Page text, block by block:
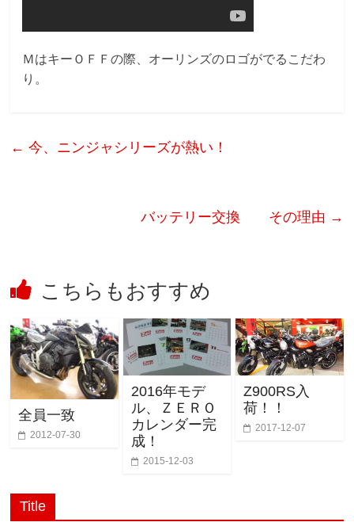
ＭはキーＯＦＦの際、オーリンズのロゴがでるこだわ
り。
← 今、ニンジャシリーズが熱い！
バッテリー交換 その理由 →
こちらもおすすめ
全員一致
2012-07-30
2016年モデ
ル、ＺＥＲＯ
カレンダー完
成！
2015-12-03
Z900RS入
荷！！
2017-12-07
Title